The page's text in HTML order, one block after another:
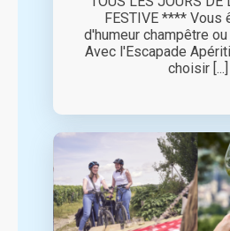
FESTIVE **** Vous
d'humeur champêtre
Avec l'Escapade
choisir [...]